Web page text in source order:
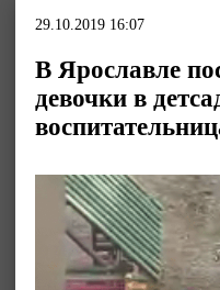
29.10.2019 16:07
В Ярославле
девочки в